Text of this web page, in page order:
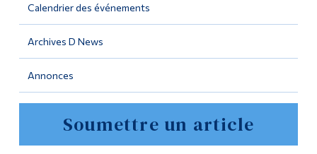
Calendrier des événements
Archives D News
Annonces
Soumettre un article
Outils
Programmes
Formation continue
Admissions